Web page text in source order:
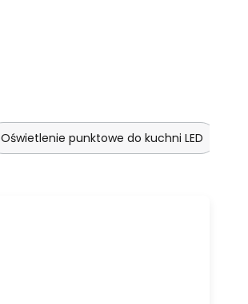
Oświetlenie punktowe do kuchni LED